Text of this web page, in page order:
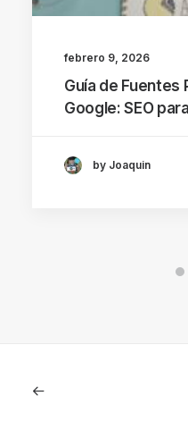
febrero 9, 2026
Guía de Fuentes
Google: SEO
by Joaquin